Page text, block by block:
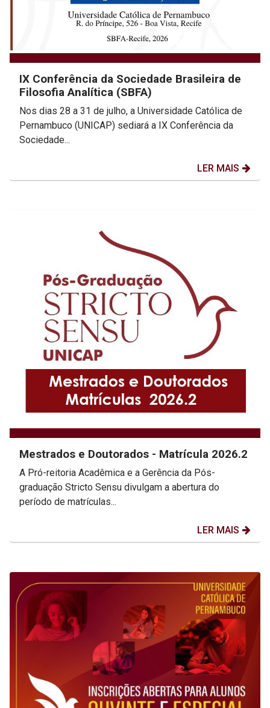
IX Conferência da Sociedade Brasileira de
Filosofia Analítica (SBFA)
Nos dias 28 a 31 de julho, a Universidade Católica de
Pernambuco (UNICAP) sediará a IX Conferência da
Sociedade...
LER MAIS
Mestrados e Doutorados - Matrícula 2026.2
A Pró-reitoria Acadêmica e a Gerência da Pós-
graduação Stricto Sensu divulgam a abertura do
período de matrículas...
LER MAIS